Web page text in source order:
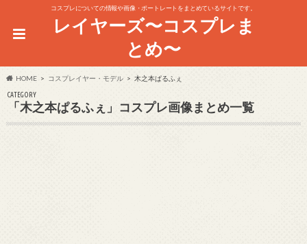
コスプレについての情報や画像・ポートレートをまとめているサイトです。
レイヤーズ〜コスプレま
とめ〜
HOME コスプレイヤー・モデル 木之本ぱるふぇ
CATEGORY
「木之本ぱるふぇ」コスプレ画像まとめ一覧